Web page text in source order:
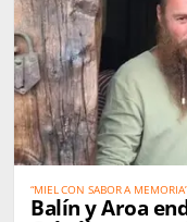
“MIEL CON SABOR A MEMORIA”
Balín y Aroa